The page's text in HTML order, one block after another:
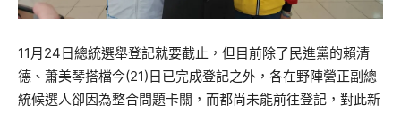
11月24日總統選舉登記就要截止，但目前除了民進黨的賴清
德、蕭美琴搭檔今(21)日已完成登記之外，各在野陣營正副總
統候選人卻因為整合問題卡關，而都尚未能前往登記，對此新